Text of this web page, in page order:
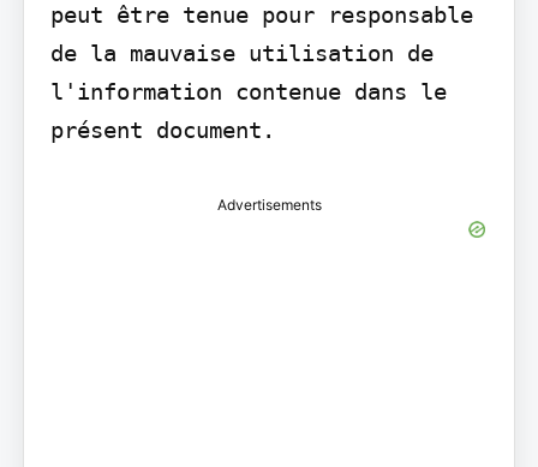
peut être tenue pour responsable
de la mauvaise utilisation de
l'information contenue dans le
présent document.
Advertisements